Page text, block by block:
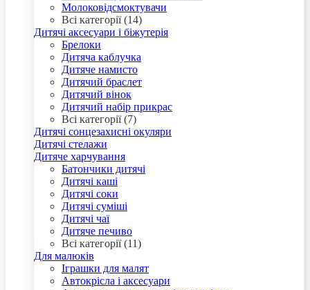
Молоковідсмоктувачи
Всі категорії (14)
Дитячі аксесуари і біжутерія
Брелоки
Дитяча каблучка
Дитяче намисто
Дитячий браслет
Дитячий вінок
Дитячий набір прикрас
Всі категорії (7)
Дитячі сонцезахисні окуляри
Дитячі стелажи
Дитяче харчування
Батончики дитячі
Дитячі каші
Дитячі соки
Дитячі суміші
Дитячі чаї
Дитяче печиво
Всі категорії (11)
Для малюків
Іграшки для малят
Автокрісла і аксесуари